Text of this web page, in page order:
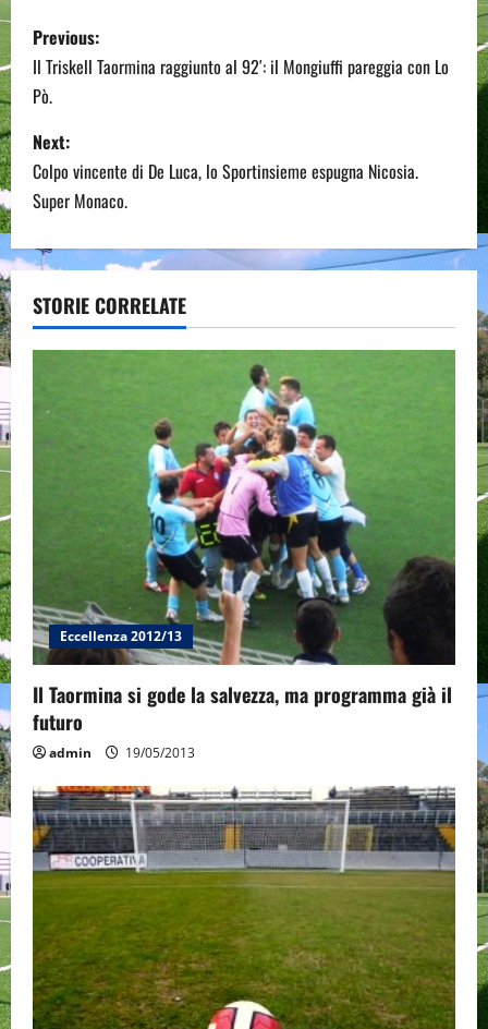
P
o
s
t
n
a
v
i
g
a
o
n
Previous:
Il Triskell Taormina raggiunto al 92′: il Mongiuffi pareggia con Lo
Pò.
Next:
Colpo vincente di De Luca, lo Sportinsieme espugna Nicosia.
Super Monaco.
STORIE CORRELATE
Eccellenza 2012/13
Il Taormina si gode la salvezza, ma programma già il
futuro
admin 19/05/2013